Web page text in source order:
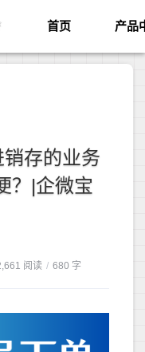
首页 产品
销存的业务
？|企微宝
阅读 / 680 字